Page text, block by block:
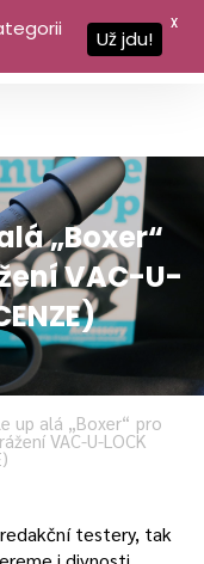
„Boxer“
VAC-U-
up alá „Boxer“ pro
VAC-U-LOCK
testery, tak
Už jdu!
X